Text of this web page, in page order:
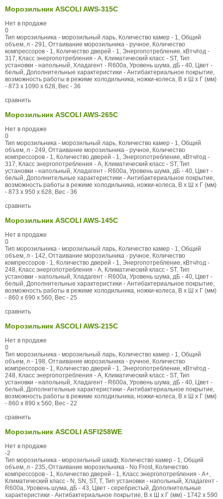
Морозильник ASCOLI AWS-315C
Нет в продаже
0
Тип морозильника - морозильный ларь, Количество камер - 1, Общий
объем, л - 291, Оттаивание морозильника - ручное, Количество
компрессоров - 1, Количество дверей - 1, Энергопотребление, кВтч/год -
317, Класс энергопотребления - A, Климатический класс - ST, Тип
установки - напольный, Хладагент - R600a, Уровень шума, дБ - 40, Цвет -
белый, Дополнительные характеристики - Антибактериальное покрытие,
возможность работы в режиме холодильника, ножки-колеса, В x Ш x Г (мм)
- 873 x 1090 x 628, Вес - 36
сравнить
Морозильник ASCOLI AWS-265C
Нет в продаже
0
Тип морозильника - морозильный ларь, Количество камер - 1, Общий
объем, л - 249, Оттаивание морозильника - ручное, Количество
компрессоров - 1, Количество дверей - 1, Энергопотребление, кВтч/год -
317, Класс энергопотребления - A, Климатический класс - ST, Тип
установки - напольный, Хладагент - R600a, Уровень шума, дБ - 40, Цвет -
белый, Дополнительные характеристики - Антибактериальное покрытие,
возможность работы в режиме холодильника, ножки-колеса, В x Ш x Г (мм)
- 873 x 950 x 628, Вес - 36
сравнить
Морозильник ASCOLI AWS-145C
Нет в продаже
0
Тип морозильника - морозильный ларь, Количество камер - 1, Общий
объем, л - 142, Оттаивание морозильника - ручное, Количество
компрессоров - 1, Количество дверей - 1, Энергопотребление, кВтч/год -
248, Класс энергопотребления - A, Климатический класс - ST, Тип
установки - напольный, Хладагент - R600a, Уровень шума, дБ - 40, Цвет -
белый, Дополнительные характеристики - Антибактериальное покрытие,
возможность работы в режиме холодильника, ножки-колеса, В x Ш x Г (мм)
- 860 x 690 x 560, Вес - 25
сравнить
Морозильник ASCOLI AWS-215C
Нет в продаже
0
Тип морозильника - морозильный ларь, Количество камер - 1, Общий
объем, л - 198, Оттаивание морозильника - ручное, Количество
компрессоров - 1, Количество дверей - 1, Энергопотребление, кВтч/год -
248, Класс энергопотребления - A, Климатический класс - ST, Тип
установки - напольный, Хладагент - R600a, Уровень шума, дБ - 40, Цвет -
белый, Дополнительные характеристики - Антибактериальное покрытие,
возможность работы в режиме холодильника, ножки-колеса, В x Ш x Г (мм)
- 860 x 890 x 560, Вес - 22
сравнить
Морозильник ASCOLI ASFI258WE
Нет в продаже
-2
Тип морозильника - морозильный шкаф, Количество камер - 1, Общий
объем, л - 235, Оттаивание морозильника - No Frost, Количество
компрессоров - 1, Количество дверей - 1, Класс энергопотребления - А+,
Климатический класс - N, SN, ST, T, Тип установки - напольный, Хладагент -
R600a, Уровень шума, дБ - 43, Цвет - серебристый, Дополнительные
характеристики - Антибактериальное покрытие, В x Ш x Г (мм) - 1742 x 590